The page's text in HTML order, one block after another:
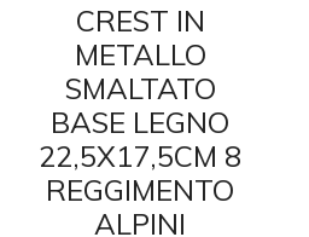
CREST IN
METALLO
SMALTATO
BASE LEGNO
22,5X17,5CM 8
REGGIMENTO
ALPINI